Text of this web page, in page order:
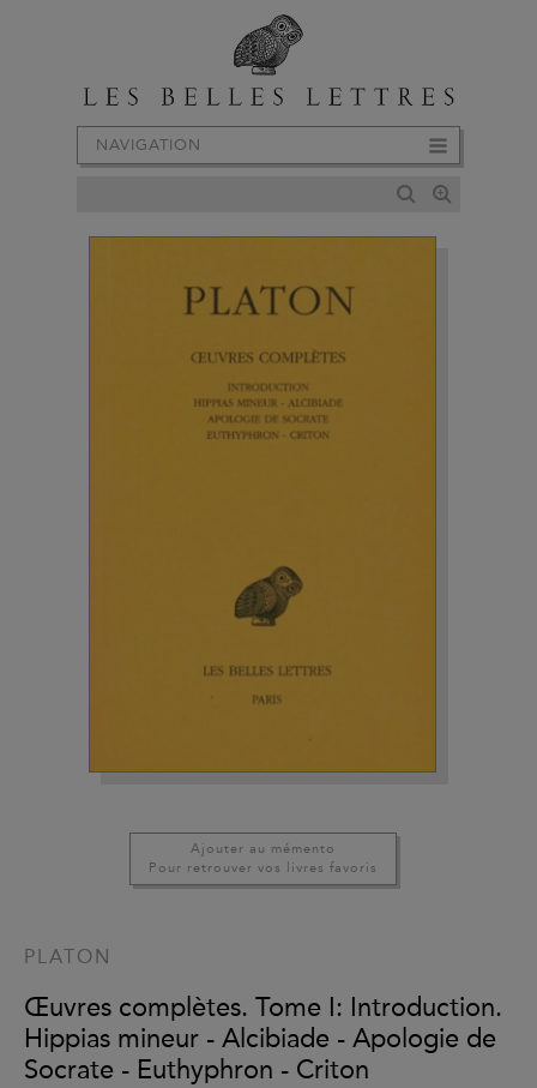
NAVIGATION
Ajouter au mémento
Pour retrouver vos livres favoris
PLATON
Œuvres complètes. Tome I: Introduction.
Hippias mineur - Alcibiade - Apologie de
Socrate - Euthyphron - Criton